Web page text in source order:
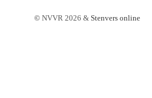
© NVVR 2026 & Stenvers online